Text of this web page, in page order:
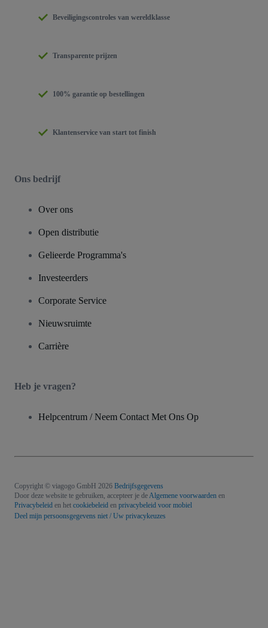
Beveiligingscontroles van wereldklasse
Transparente prijzen
100% garantie op bestellingen
Klantenservice van start tot finish
Ons bedrijf
Over ons
Open distributie
Gelieerde Programma's
Investeerders
Corporate Service
Nieuwsruimte
Carrière
Heb je vragen?
Helpcentrum / Neem Contact Met Ons Op
Copyright © viagogo GmbH 2026 Bedrijfsgegevens
Door deze website te gebruiken, accepteer je deAlgemene voorwaarden en
Privacybeleid en het cookiebeleid en privacybeleid voor mobiel
Deel mijn persoonsgegevens niet / Uw privacykeuzes